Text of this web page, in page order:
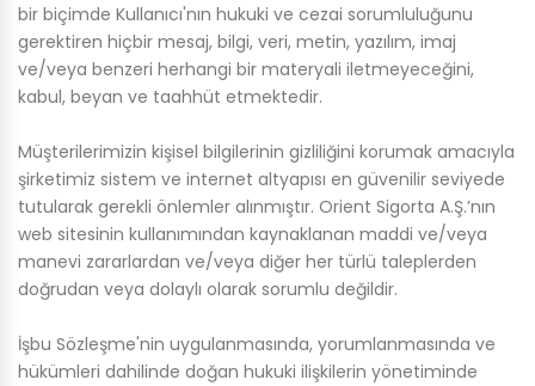
bir biçimde Kullanıcı'nın hukuki ve cezai sorumluluğunu
gerektiren hiçbir mesaj, bilgi, veri, metin, yazılım, imaj
ve/veya benzeri herhangi bir materyali iletmeyeceğini,
kabul, beyan ve taahhüt etmektedir.
Müşterilerimizin kişisel bilgilerinin gizliliğini korumak amacıyla
şirketimiz sistem ve internet altyapısı en güvenilir seviyede
tutularak gerekli önlemler alınmıştır. Orient Sigorta A.Ş.’nın
web sitesinin kullanımından kaynaklanan maddi ve/veya
manevi zararlardan ve/veya diğer her türlü taleplerden
doğrudan veya dolaylı olarak sorumlu değildir.
İşbu Sözleşme'nin uygulanmasında, yorumlanmasında ve
hükümleri dahilinde doğan hukuki ilişkilerin yönetiminde